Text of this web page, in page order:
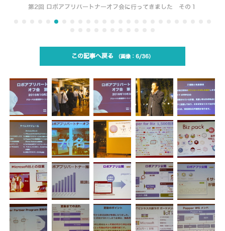
第2回 ロボアプリパートナーオフ会に行ってきました その１
この記事へ戻る 6/36